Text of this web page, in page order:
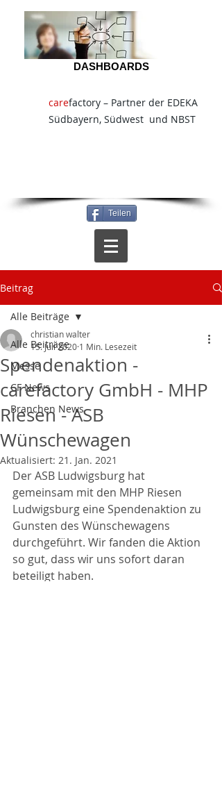
DASHBOARDS
carefactory – Partner der EDEKA
Südbayern, Südwest und NBST
Teilen
Beitrag
Alle Beiträge
Messe
CF News
Branchen News
Alle Beiträge
Spendenaktion -
carefactory GmbH - MHP
Riesen - ASB
Wünschewagen
christian walter
15. Juli 2020 1 Min. Lesezeit
Aktualisiert: 21. Jan. 2021
Der ASB Ludwigsburg hat
gemeinsam mit den MHP Riesen
Ludwigsburg eine Spendenaktion zu
Gunsten des Wünschewagens
durchgeführt. Wir fanden die Aktion
so gut, dass wir uns sofort daran
beteiligt haben.